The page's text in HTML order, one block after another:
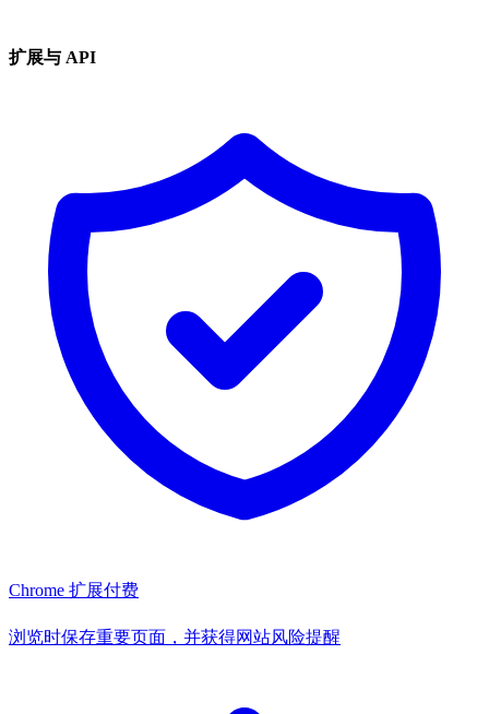
扩展与 API
Chrome 扩展付费
浏览时保存重要页面，并获得网站风险提醒